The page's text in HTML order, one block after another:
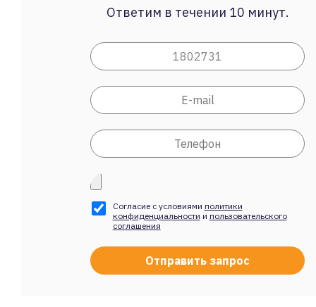
Ответим в течении 10 минут.
Согласие с условиями политики
конфиденциальности и пользовательского
соглашения